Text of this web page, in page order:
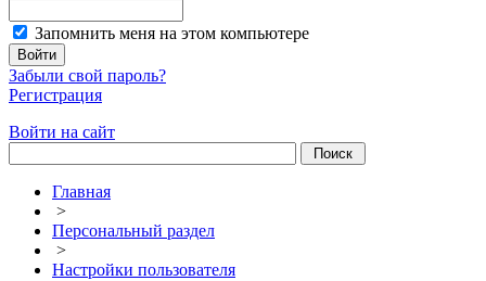
Запомнить меня на этом компьютере
Забыли свой пароль?
Регистрация
Войти на сайт
Главная
>
Персональный раздел
>
Настройки пользователя